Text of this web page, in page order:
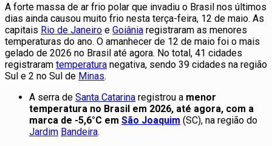
A forte massa de ar frio polar que invadiu o Brasil nos últimos
dias ainda causou muito frio nesta terça-feira, 12 de maio. As
capitais Rio de Janeiro e Goiânia registraram as menores
temperaturas do ano. O amanhecer de 12 de maio foi o mais
gelado de 2026 no Brasil até agora. No total, 41 cidades
registraram temperatura negativa, sendo 39 cidades na região
Sul e 2 no Sul de Minas.
A serra de Santa Catarina registrou a menor
temperatura no Brasil em 2026, até agora, com a
marca de -5,6°C em São Joaquim (SC), na região do
Jardim Bandeira.